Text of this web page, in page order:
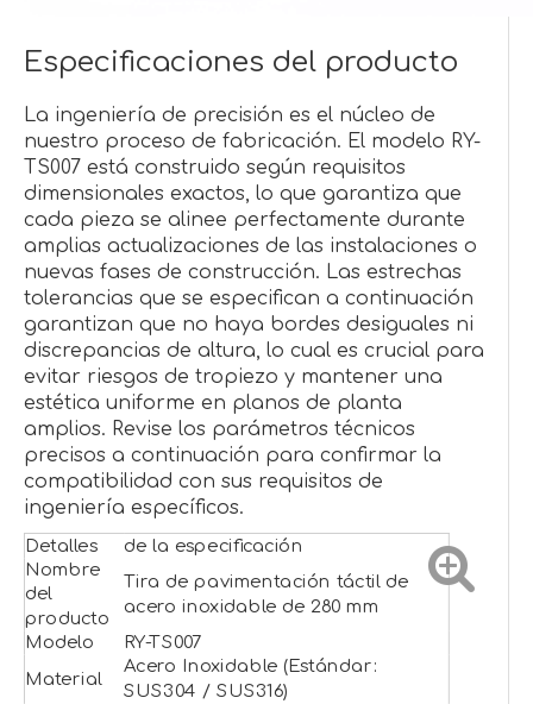
Especificaciones del producto
La ingeniería de precisión es el núcleo de
nuestro proceso de fabricación. El modelo RY-
TS007 está construido según requisitos
dimensionales exactos, lo que garantiza que
cada pieza se alinee perfectamente durante
amplias actualizaciones de las instalaciones o
nuevas fases de construcción. Las estrechas
tolerancias que se especifican a continuación
garantizan que no haya bordes desiguales ni
discrepancias de altura, lo cual es crucial para
evitar riesgos de tropiezo y mantener una
estética uniforme en planos de planta
amplios. Revise los parámetros técnicos
precisos a continuación para confirmar la
compatibilidad con sus requisitos de
ingeniería específicos.
Detalles
de la especificación
Nombre
del
producto
Tira de pavimentación táctil de
acero inoxidable de 280 mm
Modelo
RY-TS007
Material
Acero Inoxidable (Estándar:
SUS304 / SUS316)